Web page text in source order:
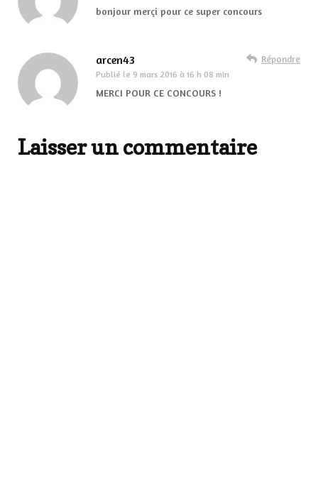
bonjour merçi pour ce super concours
arcen43
Publié le 9 mars 2016 à 16 h 08 min
Répondre
MERCI POUR CE CONCOURS !
Laisser un commentaire